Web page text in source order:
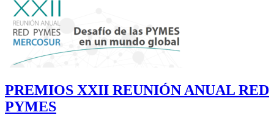
PREMIOS XXII REUNIÓN ANUAL RED
PYMES